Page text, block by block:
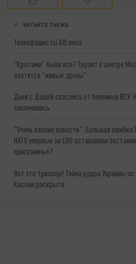
ЧИТАЙТЕ ТАКЖЕ:
Технофашисты XXI века
"Кротами" были все? Теракт в центре
охотятся "живые дроны"
Даня с Дашей спаслись от боевиков
закончились
"Очень плохие новости": Большая
НАТО впервые за СВО остановили
приграничье?
Вот это триллер! Тайна удара Украины по
Каспии раскрыта